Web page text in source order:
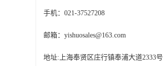
手机：021-37527208
邮箱：yishuosales@163.com
地址:上海奉贤区庄行镇奉浦大道2333号